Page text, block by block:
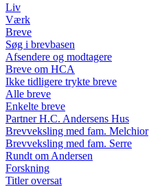
Liv
Værk
Breve
Søg i brevbasen
Afsendere og modtagere
Breve om HCA
Ikke tidligere trykte breve
Alle breve
Enkelte breve
Partner H.C. Andersens Hus
Brevveksling med fam. Melchior
Brevveksling med fam. Serre
Rundt om Andersen
Forskning
Titler oversat